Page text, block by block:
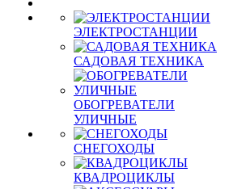
ЭЛЕКТРОСТАНЦИИ
САДОВАЯ ТЕХНИКА
ОБОГРЕВАТЕЛИ
УЛИЧНЫЕ
СНЕГОХОДЫ
КВАДРОЦИКЛЫ